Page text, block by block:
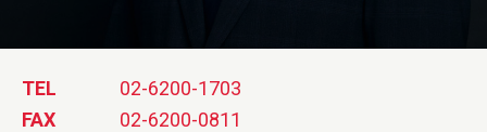
TEL
02-6200-1703
FAX
02-6200-0811